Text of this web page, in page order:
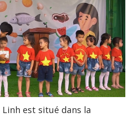
est situé dans la